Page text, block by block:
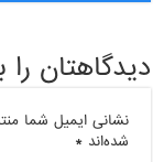
دیدگاهتان را
نشانی ایمیل شما
شده‌اند*